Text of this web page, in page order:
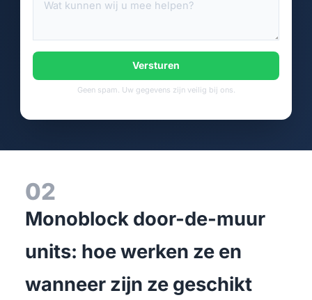
Versturen
Geen spam. Uw gegevens zijn veilig bij ons.
02
Monoblock door-de-muur
units: hoe werken ze en
wanneer zijn ze geschikt